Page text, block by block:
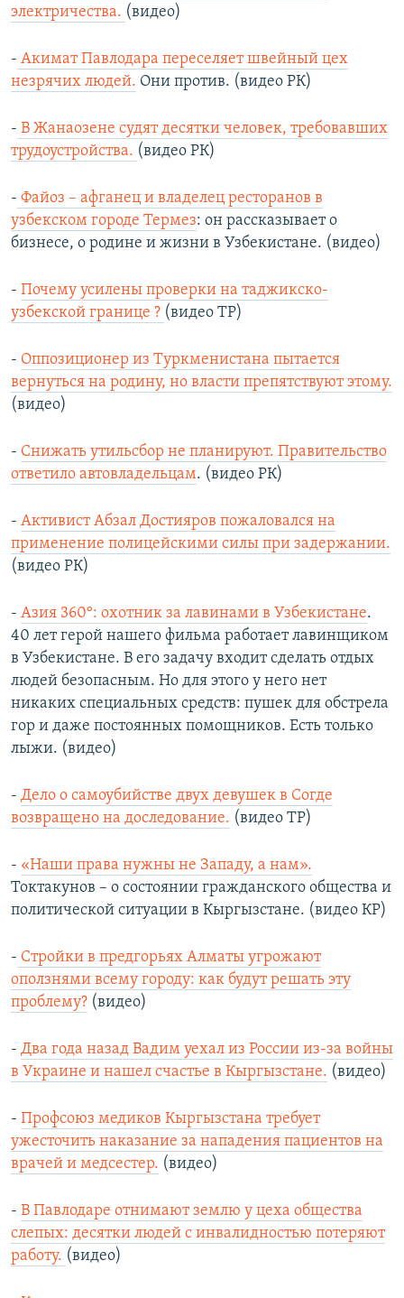
электричества. (видео)
- Акимат Павлодара переселяет швейный цех
незрячих людей. Они против. (видео РК)
- В Жанаозене судят десятки человек, требовавших
трудоустройства. (видео РК)
- Файоз – афганец и владелец ресторанов в
узбекском городе Термез: он рассказывает о
бизнесе, о родине и жизни в Узбекистане. (видео)
- Почему усилены проверки на таджикско-
узбекской границе ? (видео ТР)
- Оппозиционер из Туркменистана пытается
вернуться на родину, но власти препятствуют этому.
(видео)
- Снижать утильсбор не планируют. Правительство
ответило автовладельцам. (видео РК)
- Активист Абзал Достияров пожаловался на
применение полицейскими силы при задержании.
(видео РК)
- Азия 360°: охотник за лавинами в Узбекистане.
40 лет герой нашего фильма работает лавинщиком
в Узбекистане. В его задачу входит сделать отдых
людей безопасным. Но для этого у него нет
никаких специальных средств: пушек для обстрела
гор и даже постоянных помощников. Есть только
лыжи. (видео)
- Дело о самоубийстве двух девушек в Согде
возвращено на доследование. (видео ТР)
- «Наши права нужны не Западу, а нам».
Токтакунов – о состоянии гражданского общества и
политической ситуации в Кыргызстане. (видео КР)
- Стройки в предгорьях Алматы угрожают
оползнями всему городу: как будут решать эту
проблему? (видео)
- Два года назад Вадим уехал из России из-за войны
в Украине и нашел счастье в Кыргызстане. (видео)
- Профсоюз медиков Кыргызстана требует
ужесточить наказание за нападения пациентов на
врачей и медсестер. (видео)
- В Павлодаре отнимают землю у цеха общества
слепых: десятки людей с инвалидностью потеряют
работу. (видео)